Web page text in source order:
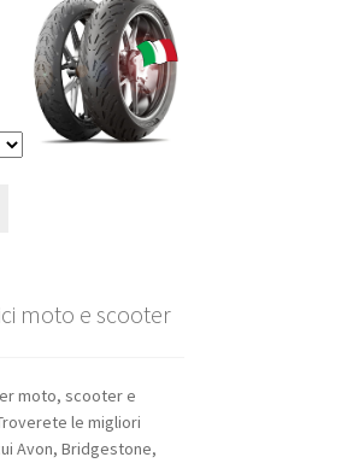
moto e scooter
moto, scooter e
le migliori
Avon, Bridgestone,